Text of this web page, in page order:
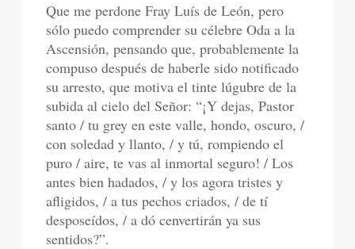
Que me perdone Fray Luís de León, pero
sólo puedo comprender su célebre Oda a la
Ascensión, pensando que, probablemente la
compuso después de haberle sido notificado
su arresto, que motiva el tinte lúgubre de la
subida al cielo del Señor: “¡Y dejas, Pastor
santo / tu grey en este valle, hondo, oscuro, /
con soledad y llanto, / y tú, rompiendo el
puro / aire, te vas al inmortal seguro! / Los
antes bien hadados, / y los agora tristes y
afligidos, / a tus pechos criados, / de tí
desposeídos, / a dó cenvertirán ya sus
sentidos?”.